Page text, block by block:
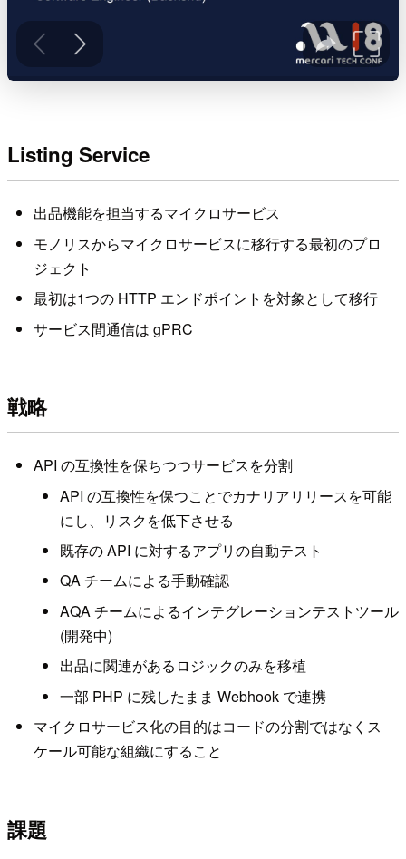
Listing Service
出品機能を担当するマイクロサービス
モノリスからマイクロサービスに移行する最初のプロ
ジェクト
最初は1つの HTTP エンドポイントを対象として移行
サービス間通信は gPRC
戦略
API の互換性を保ちつつサービスを分割
API の互換性を保つことでカナリアリリースを可能
にし、リスクを低下させる
既存の API に対するアプリの自動テスト
QA チームによる手動確認
AQA チームによるインテグレーションテストツール
(開発中)
出品に関連があるロジックのみを移植
一部 PHP に残したまま Webhook で連携
マイクロサービス化の目的はコードの分割ではなくス
ケール可能な組織にすること
課題